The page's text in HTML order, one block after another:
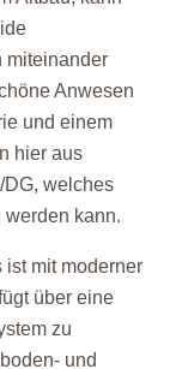
miteinander
Anwesen
und einem
hier aus
DG, welches
kann.
ist mit moderner
über eine
zu
und